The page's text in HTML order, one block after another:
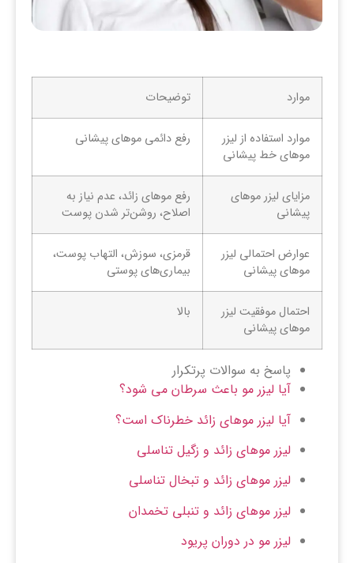
موارد توضیحات
موارد استفاده از لیزر
موهای خط پیشانی
رفع دائمی موهای پیشانی
مزایای لیزر موهای
پیشانی
رفع موهای زائد، عدم نیاز به
اصلاح، روشن‌تر شدن پوست
عوارض احتمالی لیزر
موهای پیشانی
قرمزی، سوزش، التهاب پوست،
بیماری‌های پوستی
احتمال موفقیت لیزر
موهای پیشانی
بالا
پاسخ به سوالات پرتکرار
آیا لیزر مو باعث سرطان می شود؟
آیا لیزر موهای زائد خطرناک است؟
لیزر موهای زائد و زگیل تناسلی
لیزر موهای زائد و تبخال تناسلی
لیزر موهای زائد و تنبلی تخمدان
لیزر مو در دوران پریود